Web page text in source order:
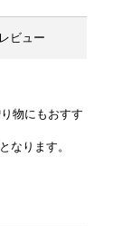
レビュー
物にもおすす
なります。